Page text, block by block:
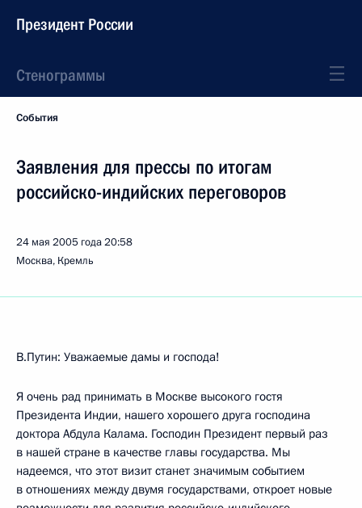
Президент России
Стенограммы
События
Заявления для прессы по итогам
российско-индийских переговоров
24 мая 2005 года20:58
Москва, Кремль
В.Путин: Уважаемые дамы и господа!
Я очень рад принимать в Москве высокого гостя
Президента Индии, нашего хорошего друга господина
доктора Абдула Калама. Господин Президент первый раз
в нашей стране в качестве главы государства. Мы
надеемся, что этот визит станет значимым событием
в отношениях между двумя государствами, откроет новые